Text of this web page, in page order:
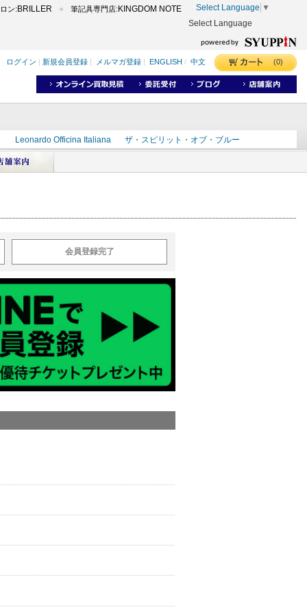
ン: BRILLER 筆記具専門店: KINGDOM NOTE Select Language ▼
Select Language
ログイン 新規会員登録 メルマガ登録 ENGLISH / 中文 (0)
Leonardo Officina Italiana
ザ・スピリット・オブ・ブルー
ラインD
ズ カヴゼットインク スーベレーン
モンブラン
会員登録完了